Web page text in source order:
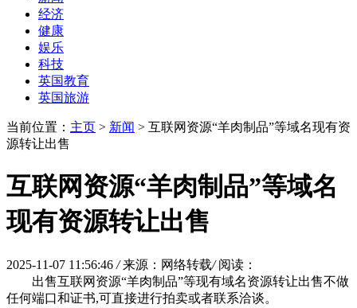
经济
健康
娱乐
科技
英国教育
英国旅游
当前位置： 主页 > 新闻 > 互联网资源“羊肉制品”等域名现有资
源转让出售
互联网资源“羊肉制品”等域名
现有资源转让出售
2025-11-07 11:56:46 / 来源：网络转载/ 阅读：
出售互联网资源“羊肉制品”等现有域名资源转让出售不做
任何端口和证书,可直接进行拍卖或者联系洽谈。